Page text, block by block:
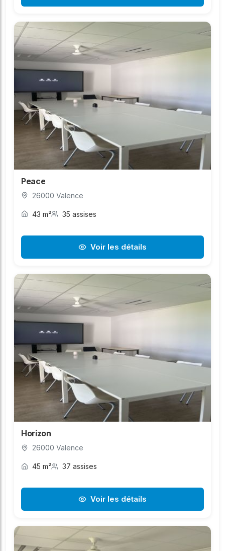
Peace
26000 Valence
43 m² 35 assises
Voir les détails
Horizon
26000 Valence
45 m² 37 assises
Voir les détails